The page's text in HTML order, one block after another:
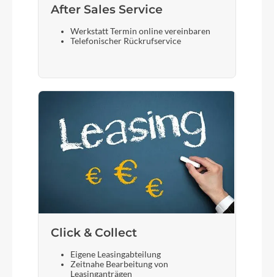
After Sales Service
Werkstatt Termin online vereinbaren
Telefonischer Rückrufservice
Click & Collect
Eigene Leasingabteilung
Zeitnahe Bearbeitung von
Leasinganträgen